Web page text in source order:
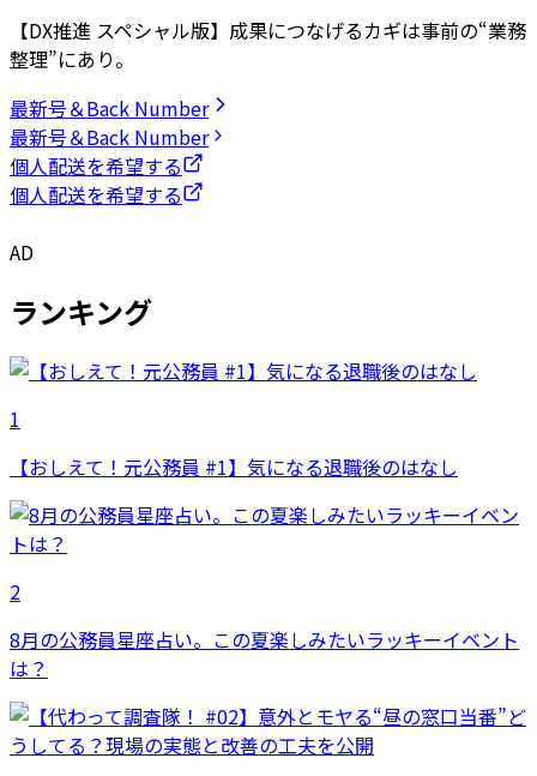
【DX推進 スペシャル版】成果につなげるカギは事前の“業務
整理”にあり。
最新号＆Back Number
最新号＆Back Number
個人配送を希望する
個人配送を希望する
AD
ランキング
1
【おしえて！元公務員 #1】気になる退職後のはなし
2
8月の公務員星座占い。この夏楽しみたいラッキーイベント
は？